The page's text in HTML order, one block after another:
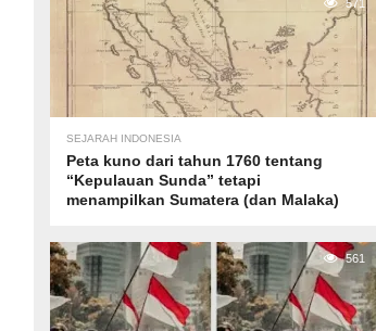
571
SEJARAH INDONESIA
Peta kuno dari tahun 1760 tentang
“Kepulauan Sunda” tetapi
menampilkan Sumatera (dan Malaka)
561